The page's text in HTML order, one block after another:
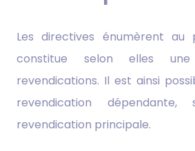
Les directives énumèrent au
constitue selon elles
revendications. Il est ainsi
revendication
revendication principale.